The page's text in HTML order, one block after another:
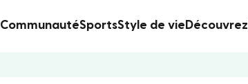
CommunautéSportsStyle de vie Découvrez